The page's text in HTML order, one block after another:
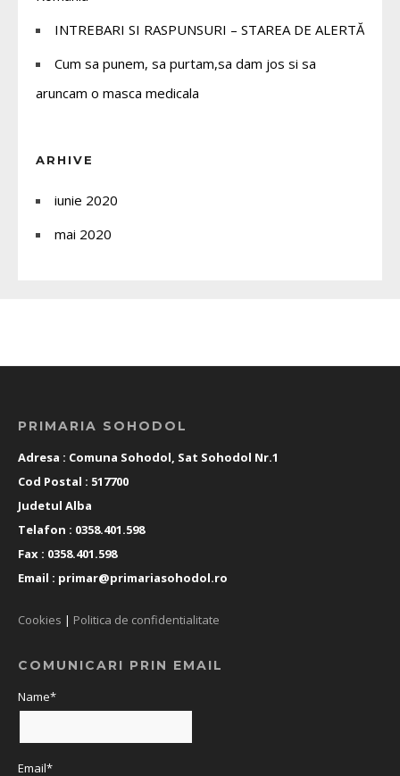
INTREBARI SI RASPUNSURI – STAREA DE ALERTĂ
Cum sa punem, sa purtam,sa dam jos si sa
aruncam o masca medicala
ARHIVE
iunie 2020
mai 2020
PRIMARIA SOHODOL
Adresa : Comuna Sohodol, Sat Sohodol Nr.1
Cod Postal : 517700
Judetul Alba
Telafon : 0358.401.598
Fax : 0358.401.598
Email : primar@primariasohodol.ro
Cookies | Politica de confidentialitate
COMUNICARI PRIN EMAIL
Name*
Email*